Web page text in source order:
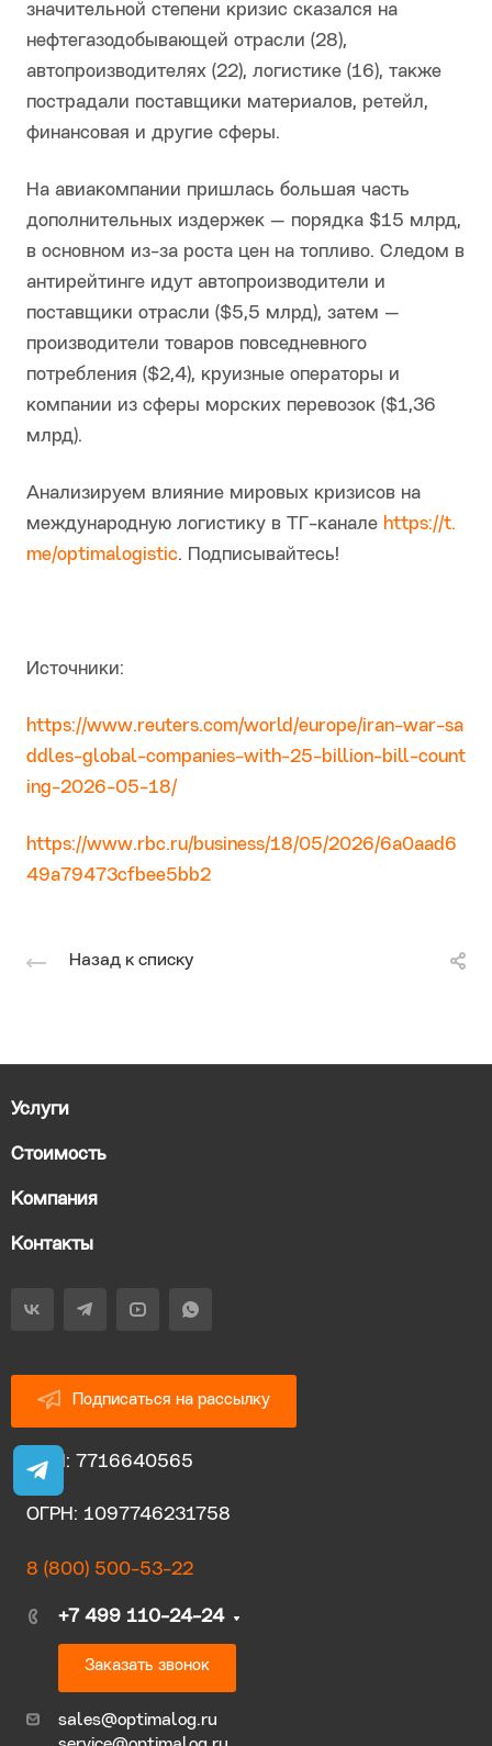
значительной степени кризис сказался на
нефтегазодобывающей отрасли (28),
автопроизводителях (22), логистике (16), также
пострадали поставщики материалов, ретейл,
финансовая и другие сферы.
На авиакомпании пришлась большая часть
дополнительных издержек — порядка $15 млрд,
в основном из-за роста цен на топливо. Следом в
антирейтинге идут автопроизводители и
поставщики отрасли ($5,5 млрд), затем —
производители товаров повседневного
потребления ($2,4), круизные операторы и
компании из сферы морских перевозок ($1,36
млрд).
Анализируем влияние мировых кризисов на
международную логистику в ТГ-канале https://t.
me/optimalogistic. Подписывайтесь!
Источники:
https://www.reuters.com/world/europe/iran-war-sa
ddles-global-companies-with-25-billion-bill-count
ing-2026-05-18/
https://www.rbc.ru/business/18/05/2026/6a0aad6
49a79473cfbee5bb2
Назад к списку
Услуги
Стоимость
Компания
Контакты
Подписаться на рассылку
ИНН: 7716640565
ОГРН: 1097746231758
8 (800) 500-53-22
+7 499 110-24-24
Заказать звонок
sales@optimalog.ru